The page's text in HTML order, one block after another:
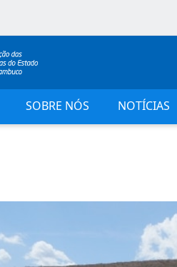
SOBRE NÓS NOTÍCIAS